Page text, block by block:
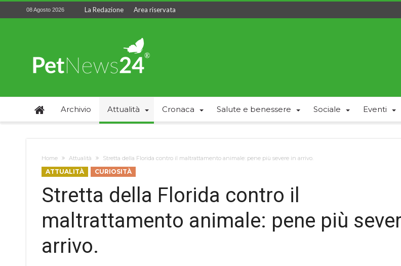
08 Agosto 2026 La Redazione Area riservata
Archivio Attualità Cronaca Salute e benessere Sociale Eventi
Home Attualità Stretta della Florida contro il maltrattamento animale: pene più severe in arrivo.
ATTUALITÀ CURIOSITÀ
Stretta della Florida contro il
maltrattamento animale: pene più
arrivo.